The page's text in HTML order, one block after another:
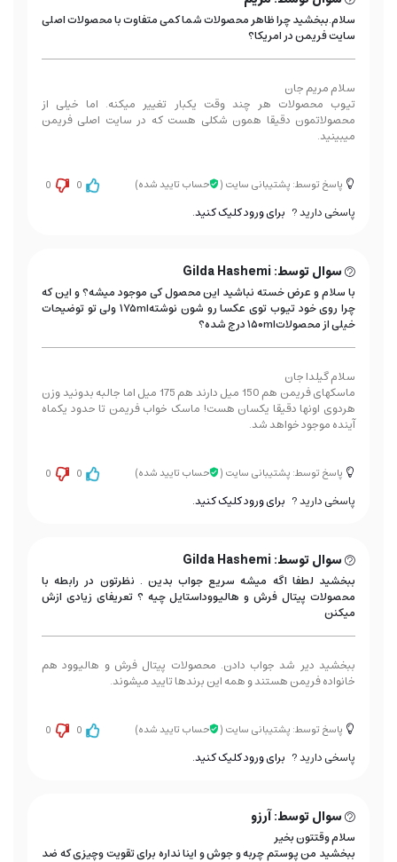
سلام.ببخشید چرا ظاهر محصولات شما کمی متفاوت با محصولات اصلی
سایت فریمن در امریکا؟
سلام مریم جان
تیوب محصولات هر چند وقت یکبار تغییر میکنه. اما خیلی از
محصولاتمون دقیقا همون شکلی هست که در سایت اصلی فریمن
میبینید.
پاسخ توسط: پشتیبانی سایت ( حساب تایید شده) 0
0
پاسخی دارید ? برای ورود کلیک کنید.
سوال توسط: Gilda Hashemi
با سلام و عرض خسته نباشید این محصول کی موجود میشه؟ و این که
چرا روی خود تیوب توی عکسا رو شون نوشته۱۷۵ml ولی تو توضیحات
خیلی از محصولات۱۵۰ml درج شده؟
سلام گیلدا جان
ماسکهای فریمن هم 150 میل دارند هم 175 میل اما جالبه بدونید وزن
هردوی اونها دقیقا یکسان هست! ماسک خواب فریمن تا حدود یکماه
آینده موجود خواهد شد.
پاسخ توسط: پشتیبانی سایت ( حساب تایید شده) 0
0
پاسخی دارید ? برای ورود کلیک کنید.
سوال توسط: Gilda Hashemi
ببخشید لطفا اگه میشه سریع جواب بدین . نظرتون در رابطه با
محصولات پیتال فرش و هالیووداستایل چیه ؟ تعریفای زیادی ازش
میکنن
ببخشید دیر شد جواب دادن. محصولات پیتال فرش و هالیوود هم
خانواده فریمن هستند و همه این برندها تایید میشوند.
پاسخ توسط: پشتیبانی سایت ( حساب تایید شده) 0
0
پاسخی دارید ? برای ورود کلیک کنید.
سوال توسط: آرزو
سلام وقتتون بخیر
ببخشید من پوستم چربه و جوش و اینا نداره برای تقویت وچیزی که ضد